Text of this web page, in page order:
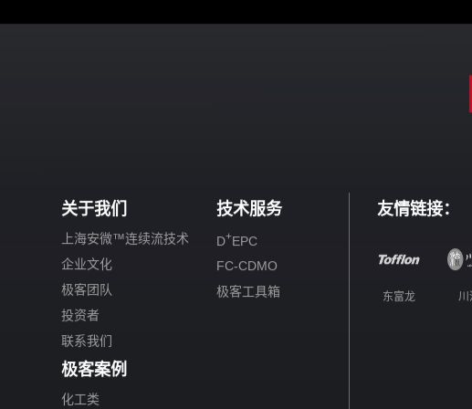
关于我们
上海安微™连续流技术
企业文化
极客团队
投资者
联系我们
技术服务
D+EPC
FC-CDMO
极客工具箱
极客案例
化工类
友情链接：
东富龙 川